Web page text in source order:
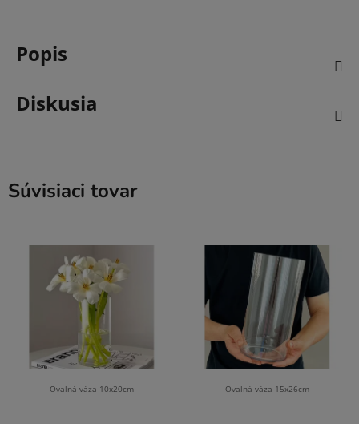
Popis
Diskusia
Súvisiaci tovar
Ovalná váza 10x20cm Ovalná váza 15x26cm